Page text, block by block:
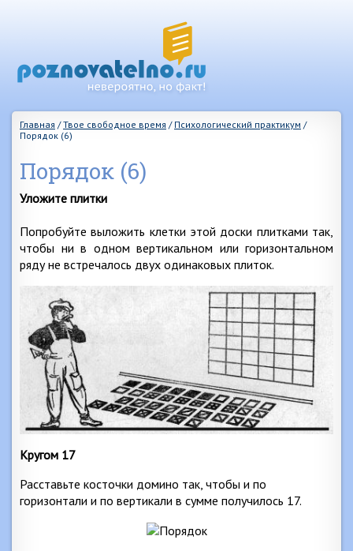
Главная /Твое свободное время / Психологический практикум /
Порядок (6)
Порядок (6)
Уложите плитки
Попробуйте выложить клетки этой доски плитками так,
чтобы ни в одном вертикальном или горизонтальном
ряду не встречалось двух одинаковых плиток.
Кругом 17
Расставьте косточки домино так, чтобы и по
горизонтали и по вертикали в сумме получилось 17.